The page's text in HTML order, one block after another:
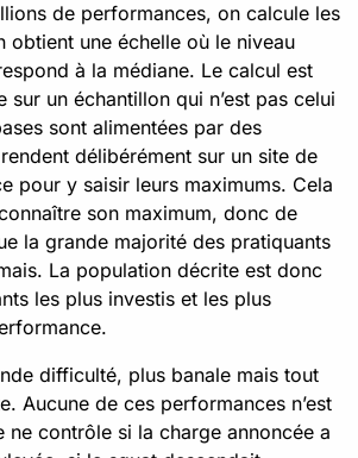
de performances, on calcule les
obtient une échelle où le niveau
à la médiane. Le calcul est
sur un échantillon qui n’est pas celui
sont alimentées par des
délibérément sur un site de
pour y saisir leurs maximums. Cela
son maximum, donc de
la grande majorité des pratiquants
La population décrite est donc
les plus investis et les plus
difficulté, plus banale mais tout
Aucune de ces performances n’est
ne contrôle si la charge annoncée a